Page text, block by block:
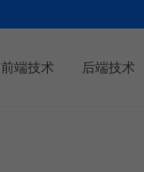
前端技术 后端技术